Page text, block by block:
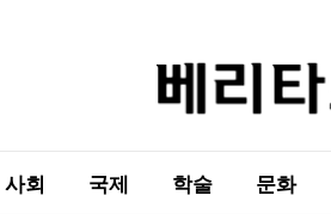
사회 국제 학술 문화